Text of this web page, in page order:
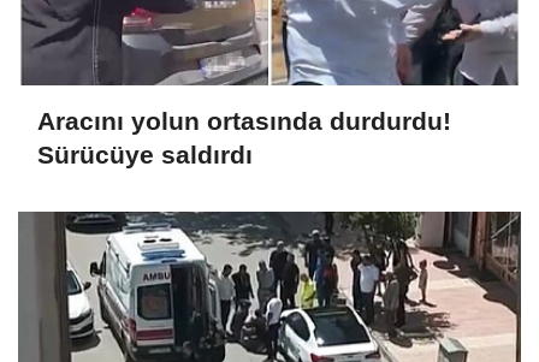
Aracını yolun ortasında durdurdu!
Sürücüye saldırdı